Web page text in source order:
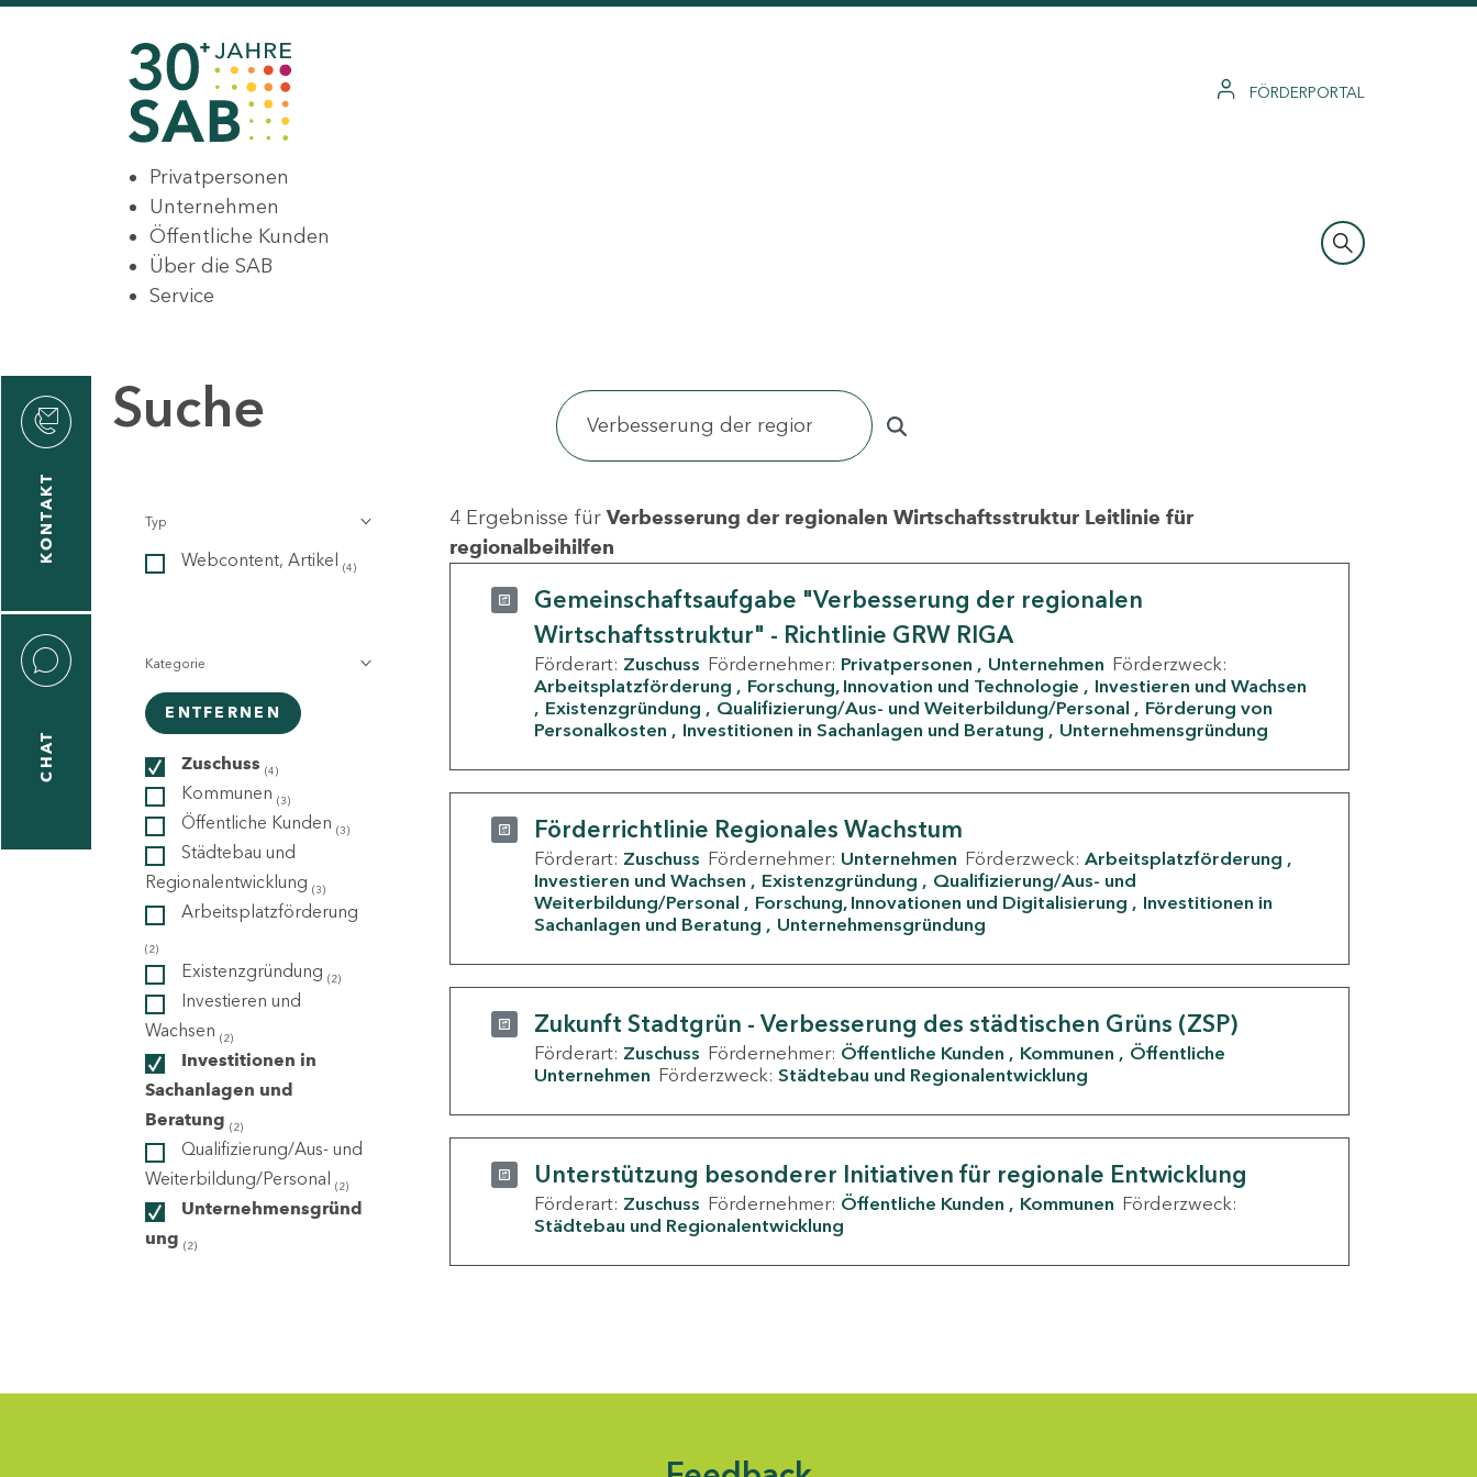
FÖRDERPORTAL
Privatpersonen
Unternehmen
Öffentliche Kunden
Über die SAB
Service
KONTAKT
CHAT
Suche
Typ
Webcontent, Artikel (4)
Kategorie
ENTFERNEN
Zuschuss (4)
Kommunen (3)
Öffentliche Kunden (3)
Städtebau und
Regionalentwicklung (3)
Arbeitsplatzförderung
(2)
Existenzgründung (2)
Investieren und
Wachsen (2)
Investitionen in
Sachanlagen und
Beratung (2)
Qualifizierung/Aus- und
Weiterbildung/Personal (2)
Unternehmensgründ
ung (2)
4 Ergebnisse für Verbesserung der regionalen Wirtschaftsstruktur Leitlinie für
regionalbeihilfen
Gemeinschaftsaufgabe "Verbesserung der regionalen
Wirtschaftsstruktur" - Richtlinie GRW RIGA
Förderart: Zuschuss Fördernehmer: Privatpersonen Unternehmen Förderzweck:
Arbeitsplatzförderung
Forschung, Innovation und Technologie
Investieren und Wachsen
Existenzgründung
Qualifizierung/Aus- und Weiterbildung/Personal
Förderung von
Personalkosten
Investitionen in Sachanlagen und Beratung Unternehmensgründung
Förderrichtlinie Regionales Wachstum
Förderart: Zuschuss Fördernehmer: Unternehmen Förderzweck: Arbeitsplatzförderung
Investieren und Wachsen
Existenzgründung
Qualifizierung/Aus- und
Weiterbildung/Personal
Forschung, Innovationen und Digitalisierung
Investitionen in
Sachanlagen und Beratung
Unternehmensgründung
Zukunft Stadtgrün - Verbesserung des städtischen Grüns (ZSP)
Förderart: Zuschuss Fördernehmer: Öffentliche Kunden Kommunen
Öffentliche
Unternehmen Förderzweck: Städtebau und Regionalentwicklung
Unterstützung besonderer Initiativen für regionale Entwicklung
Förderart: Zuschuss Fördernehmer: Öffentliche Kunden Kommunen Förderzweck:
Städtebau und Regionalentwicklung